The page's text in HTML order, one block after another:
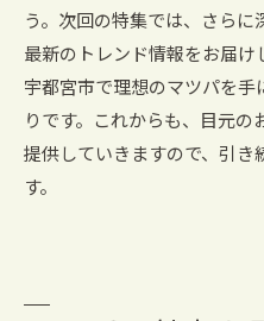
う。次回の特集では、さらに
最新のトレンド情報をお届け
宇都宮市で理想のマツパを手
りです。これからも、目元の
提供していきますので、引き
す。